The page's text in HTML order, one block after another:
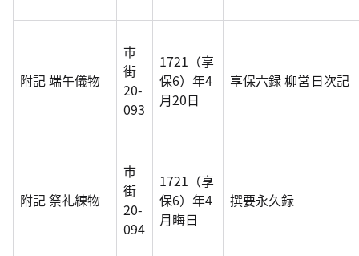
附記 端午儀物
市
街
20-
093
1721（享
保6）年4
月20日
享保六録 柳営日次記
附記 祭礼練物
市
街
20-
094
1721（享
保6）年4
月晦日
撰要永久録